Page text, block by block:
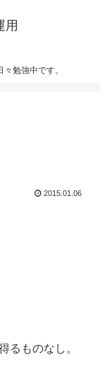
用
勉強中です。
2015.01.06
るものなし。